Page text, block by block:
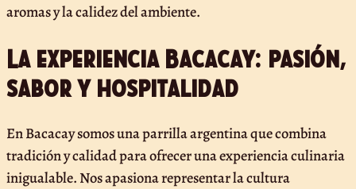
aromas y la calidez del ambiente.
La experiencia Bacacay: pasión,
sabor y hospitalidad
En Bacacay somos una parrilla argentina que combina
tradición y calidad para ofrecer una experiencia culinaria
inigualable. Nos apasiona representar la cultura